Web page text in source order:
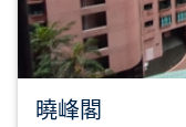
曉峰閣